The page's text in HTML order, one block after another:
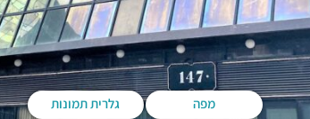
מפה גלרית תמונות